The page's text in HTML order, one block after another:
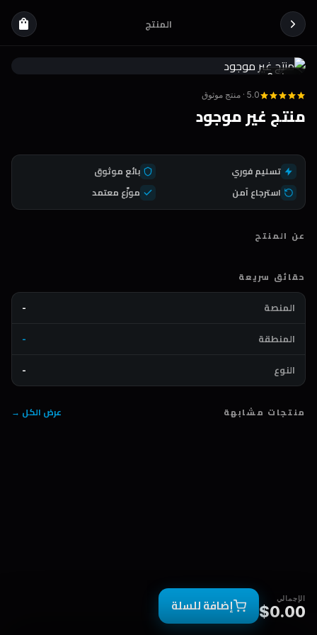
المنتج shopping_bag
Coda
5.0 · منتج موثوق
منتج غير موجود
تسليم فوري
بائع موثوق
استرجاع آمن
موزّع معتمد
عن المنتج
حقائق سريعة
المنصة
-
المنطقة
-
النوع
-
منتجات مشابهة عرض الكل →
الإجمالي
$0.00 إضافة للسلة